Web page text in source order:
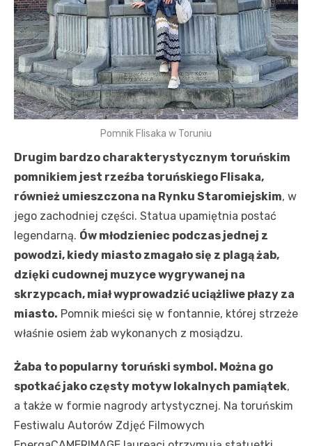
Pomnik Flisaka w Toruniu
Drugim bardzo charakterystycznym toruńskim
pomnikiem jest rzeźba toruńskiego Flisaka,
również umieszczona na Rynku Staromiejskim, w
jego zachodniej części. Statua upamiętnia postać
legendarną. Ów młodzieniec podczas jednej z
powodzi, kiedy miasto zmagało się z plagą żab,
dzięki cudownej muzyce wygrywanej na
skrzypcach, miał wyprowadzić uciążliwe płazy za
miasto. Pomnik mieści się w fontannie, której strzeże
właśnie osiem żab wykonanych z mosiądzu.
Żaba to popularny toruński symbol. Można go
spotkać jako częsty motyw lokalnych pamiątek,
a także w formie nagrody artystycznej. Na toruńskim
Festiwalu Autorów Zdjęć Filmowych